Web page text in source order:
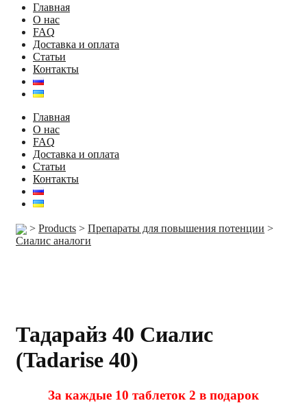
Главная
О нас
FAQ
Доставка и оплата
Статьи
Контакты
Главная
О нас
FAQ
Доставка и оплата
Статьи
Контакты
> Products > Препараты для повышения потенции >
Сиалис аналоги
Тадарайз 40 Сиалис
(Tadarise 40)
За каждые 10 таблеток 2 в подарок